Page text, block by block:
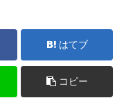
はてブ
コピー